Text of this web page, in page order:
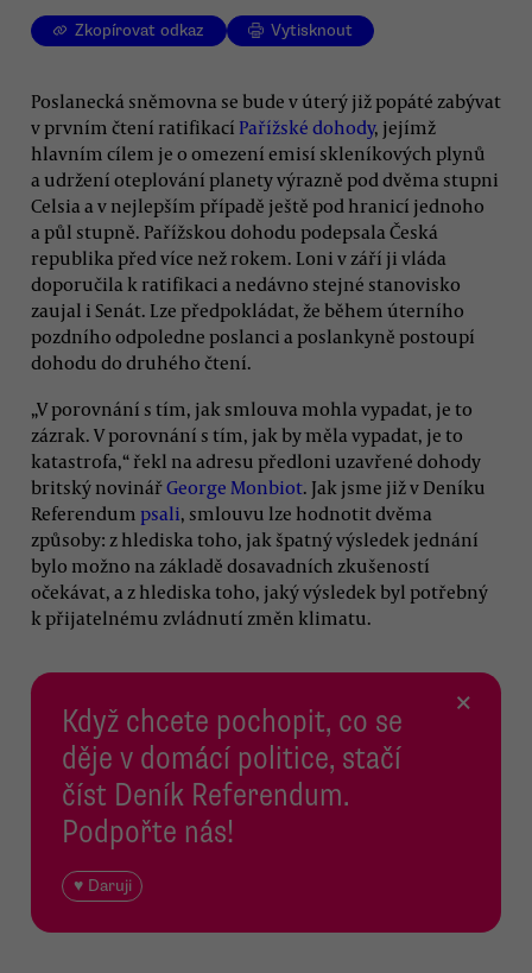
Zkopírovat odkaz Vytisknout
Poslanecká sněmovna se bude v úterý již popáté zabývat
v prvním čtení ratifikací Pařížské dohody, jejímž
hlavním cílem je o omezení emisí skleníkových plynů
a udržení oteplování planety výrazně pod dvěma stupni
Celsia a v nejlepším případě ještě pod hranicí jednoho
a půl stupně. Pařížskou dohodu podepsala Česká
republika před více než rokem. Loni v září ji vláda
doporučila k ratifikaci a nedávno stejné stanovisko
zaujal i Senát. Lze předpokládat, že během úterního
pozdního odpoledne poslanci a poslankyně postoupí
dohodu do druhého čtení.
„V porovnání s tím, jak smlouva mohla vypadat, je to
zázrak. V porovnání s tím, jak by měla vypadat, je to
katastrofa,“ řekl na adresu předloni uzavřené dohody
britský novinářGeorge Monbiot. Jak jsme již v Deníku
Referendum psali, smlouvu lze hodnotit dvěma
způsoby: z hlediska toho, jak špatný výsledek jednání
bylo možno na základě dosavadních zkušeností
očekávat, a z hlediska toho, jaký výsledek byl potřebný
k přijatelnému zvládnutí změn klimatu.
Když chcete pochopit, co se
děje v domácí politice, stačí
číst Deník Referendum.
Podpořte nás!
♥ Daruji
×